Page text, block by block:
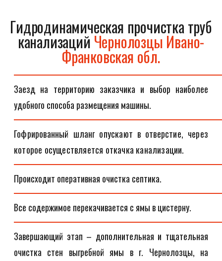
Гидродинамическая прочистка труб
канализаций Чернолозцы Ивано-
Франковская обл.
Заезд на территорию заказчика и выбор наиболее
удобного способа размещения машины.
Гофрированный шланг опускают в отверстие, через
которое осуществляется откачка канализации.
Происходит оперативная очистка септика.
Все содержимое перекачивается с ямы в цистерну.
Завершающий этап – дополнительная и тщательная
очистка стен выгребной ямы в г. Чернолозцы, на